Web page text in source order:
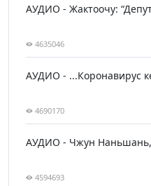
АУДИО - Жактоочу:
4635046
АУДИО - ...Коронавирус
4690170
АУДИО - Чжун Наньшань,
4594693